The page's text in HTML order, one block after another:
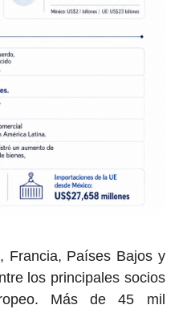
Francia, Países Bajos y
los principales socios
Más de 45 mil